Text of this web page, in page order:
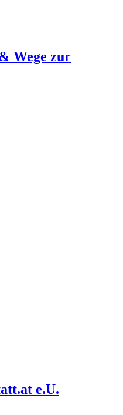
Wege zur
e.U.